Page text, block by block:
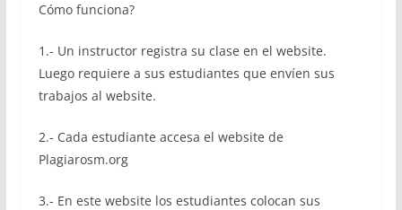
Cómo funciona?
1.- Un instructor registra su clase en el website.
Luego requiere a sus estudiantes que envíen sus
trabajos al website.
2.- Cada estudiante accesa el website de
Plagiarosm.org
3.- En este website los estudiantes colocan sus